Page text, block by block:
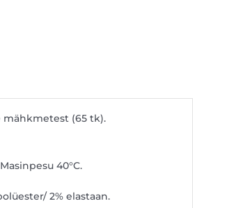
(65 tk).
40°C.
2% elastaan.